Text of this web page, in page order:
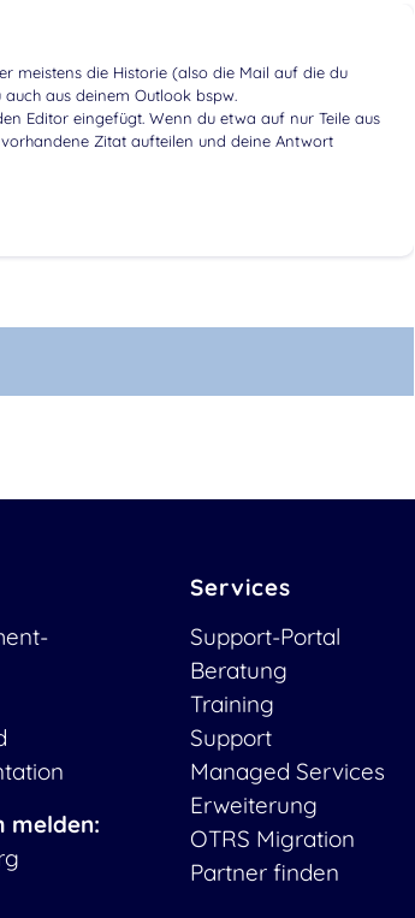
meistens die Historie (also die Mail auf die du
aus deinem Outlook bspw.
Editor eingefügt. Wenn du etwa auf nur Teile aus
Zitat aufteilen und deine Antwort
melden:
Services
Support-Portal
Beratung
Training
Support
Managed Services
Erweiterung
OTRS Migration
Partner finden